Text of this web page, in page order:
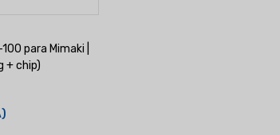
para Mimaki |
+ chip)